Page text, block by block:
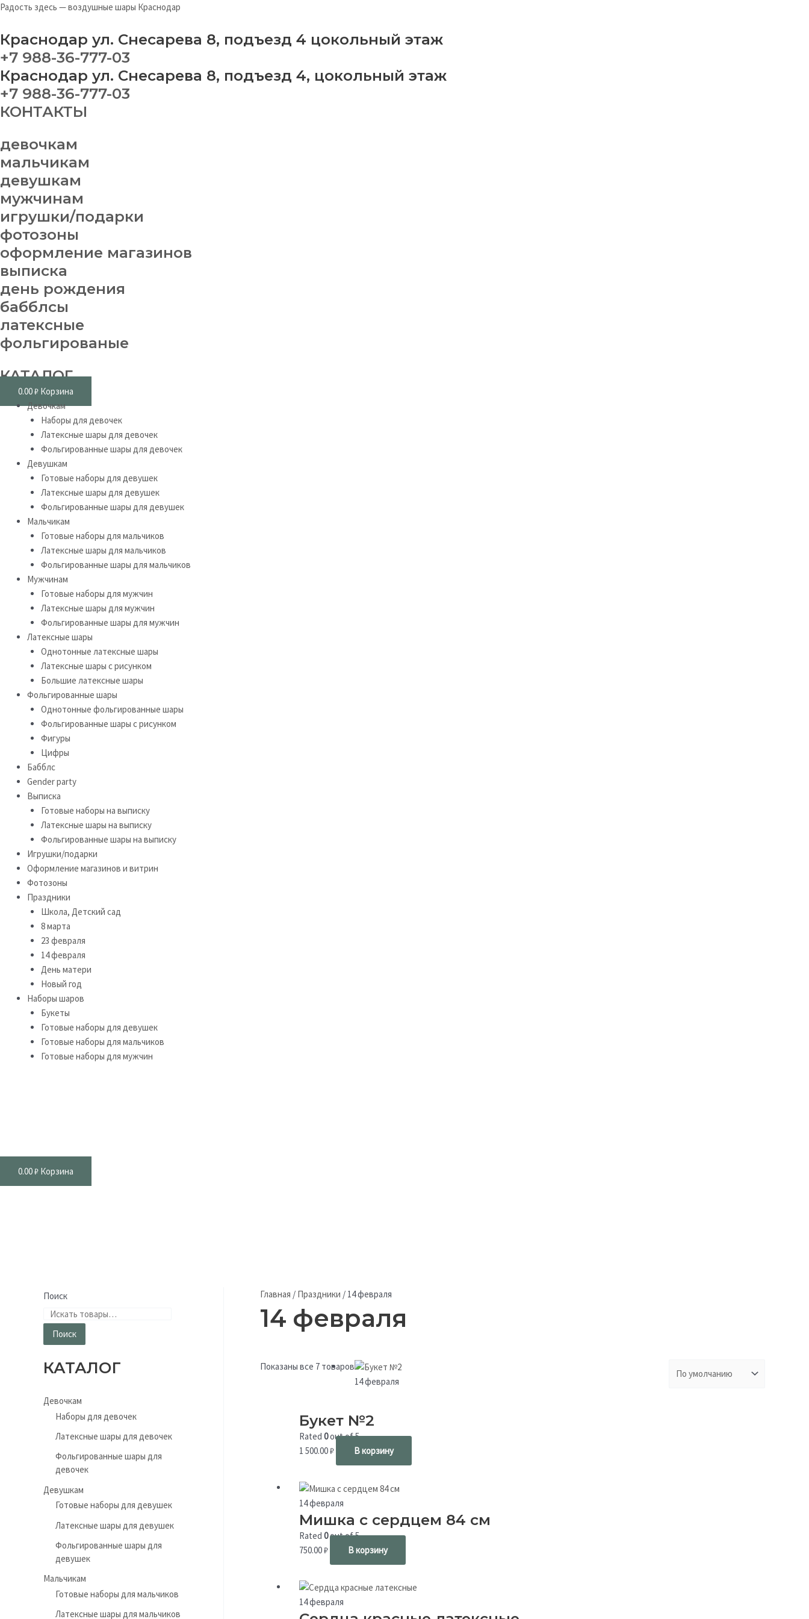
Перейти
содержимому
Радость здесь — воздушные шары Краснодар
Краснодар ул. Снесарева 8, подъезд 4 цокольный этаж
+7 988-36-777-03
Краснодар ул. Снесарева 8, подъезд 4, цокольный этаж
+7 988-36-777-03
КОНТАКТЫ
девочкам
мальчикам
девушкам
мужчинам
игрушки/подарки
фотозоны
оформление магазинов
выписка
день рождения
бабблсы
латексные
фольгированые
КАТАЛОГ
0.00₽ Корзина
Меню
Девочкам
Наборы для девочек
Латексные шары для девочек
Фольгированные шары для девочек
Девушкам
Готовые наборы для девушек
Латексные шары для девушек
Фольгированные шары для девушек
Мальчикам
Готовые наборы для мальчиков
Латексные шары для мальчиков
Фольгированные шары для мальчиков
Мужчинам
Готовые наборы для мужчин
Латексные шары для мужчин
Фольгированные шары для мужчин
Латексные шары
Однотонные латексные шары
Латексные шары с рисунком
Большие латексные шары
Фольгированные шары
Однотонные фольгированные шары
Фольгированные шары с рисунком
Фигуры
Цифры
Бабблс
Gender party
Выписка
Готовые наборы на выписку
Латексные шары на выписку
Фольгированные шары на выписку
Игрушки/подарки
Оформление магазинов и витрин
Фотозоны
Праздники
Школа, Детский сад
8 марта
23 февраля
14 февраля
День матери
Новый год
Наборы шаров
Букеты
Готовые наборы для девушек
Готовые наборы для мальчиков
Готовые наборы для мужчин
0.00₽ Корзина
Поиск
Поиск
КАТАЛОГ
Девочкам
Наборы для девочек
Латексные шары для девочек
Фольгированные шары для
девочек
Девушкам
Готовые наборы для девушек
Латексные шары для девушек
Фольгированные шары для
девушек
Мальчикам
Готовые наборы для мальчиков
Латексные шары для мальчиков
Главная / Праздники / 14 февраля
14 февраля
Показаны все 7 товаров
14 февраля
Букет №2
Rated 0out of 5
1 500.00₽ В корзину
14 февраля
Мишка с сердцем 84 см
Rated 0out of 5
750.00₽ В корзину
14 февраля